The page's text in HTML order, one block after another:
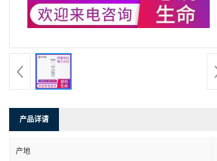
产品详请
产地